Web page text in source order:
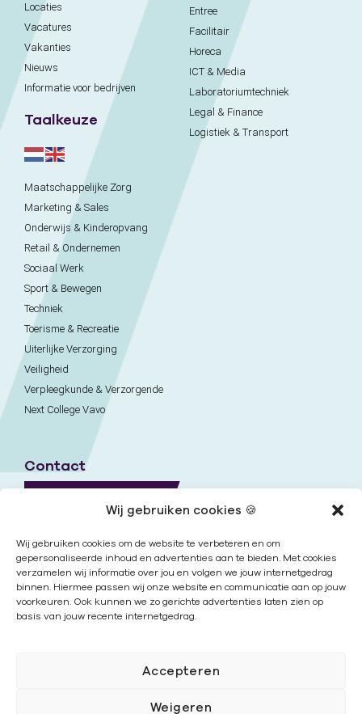
Wij gebruiken cookies 🍪
Wij gebruiken cookies om de website te verbeteren en om
gepersonaliseerde inhoud en advertenties aan te bieden. Met cookies
verzamelen wij informatie over jou en volgen we jouw internetgedrag
binnen. Hiermee passen wij onze website en communicatie aan op jouw
voorkeuren. Ook kunnen we zo gerichte advertenties laten zien op
basis van jouw recente internetgedrag.
Accepteren
Weigeren
Locaties
Vacatures
Vakanties
Nieuws
Informatie voor bedrijven
Taalkeuze
Entree
Facilitair
Horeca
ICT & Media
Laboratoriumtechniek
Legal & Finance
Logistiek & Transport
Maatschappelijke Zorg
Marketing & Sales
Onderwijs & Kinderopvang
Retail & Ondernemen
Sociaal Werk
Sport & Bewegen
Techniek
Toerisme & Recreatie
Uiterlijke Verzorging
Veiligheid
Verpleegkunde & Verzorgende
Next College Vavo
Contact
Nieuwsbrief